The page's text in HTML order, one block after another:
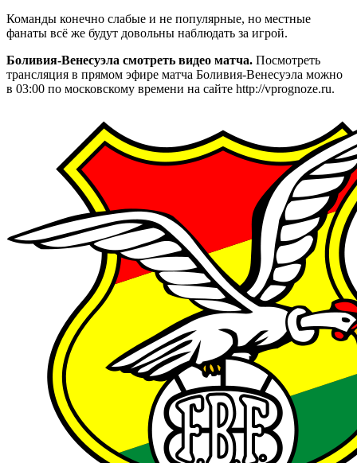
Команды конечно слабые и не популярные, но местные
фанаты всё же будут довольны наблюдать за игрой.
Боливия-Венесуэла смотреть видео матча. Посмотреть
трансляция в прямом эфире матча Боливия-Венесуэла можно
в 03:00 по московскому времени на сайте http://vprognoze.ru.